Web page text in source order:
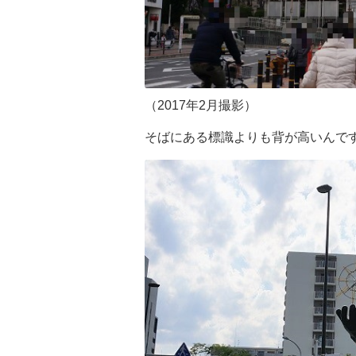
（2017年2月撮影）
そばにある標識よりも背が高いんで